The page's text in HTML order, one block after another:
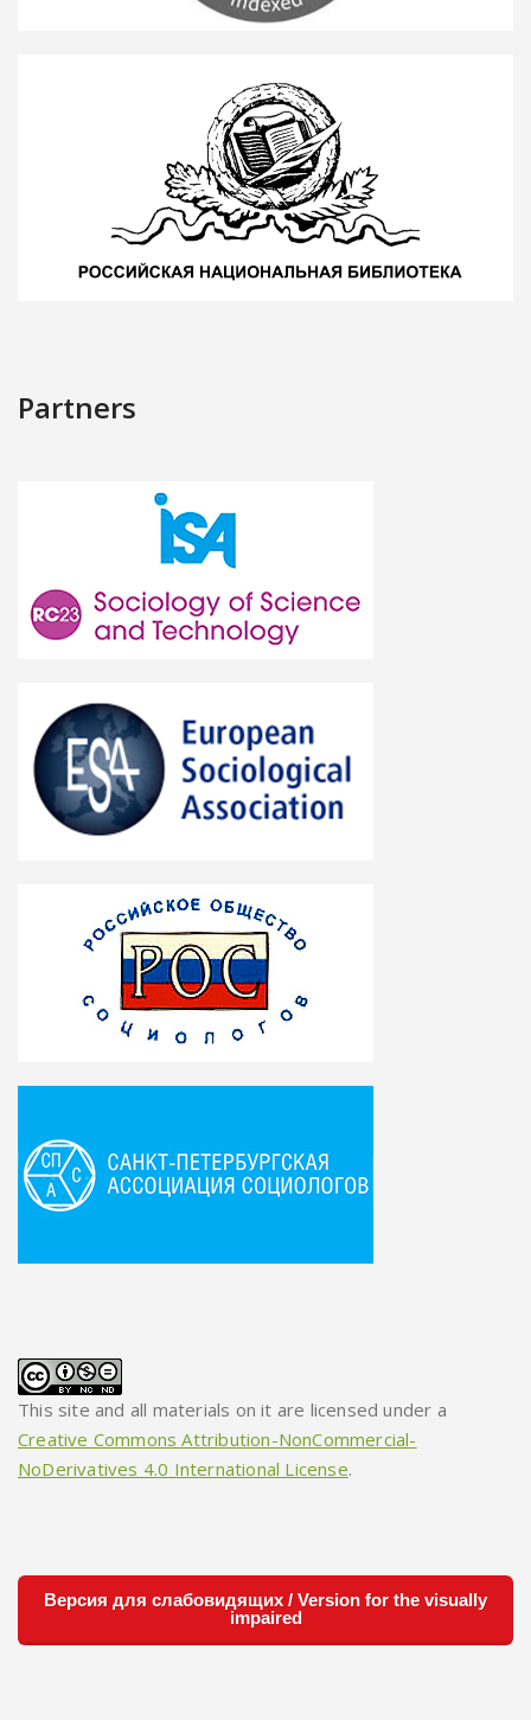
Partners
This site and all materials on it are licensed under a
Creative Commons Attribution-NonCommercial-
NoDerivatives 4.0 International License.
Версия для слабовидящих / Version for the visually
impaired